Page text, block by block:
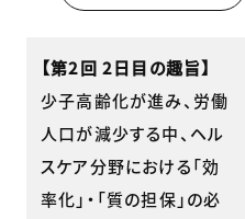
【第2回 2日目の趣旨】
少子高齢化が進み、労働
人口が減少する中、ヘル
スケア分野における「効
率化」・「質の担保」の必